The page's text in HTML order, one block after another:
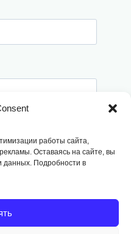
работы сайта,
Оставаясь на сайте, вы
данных. Подробности в
моих